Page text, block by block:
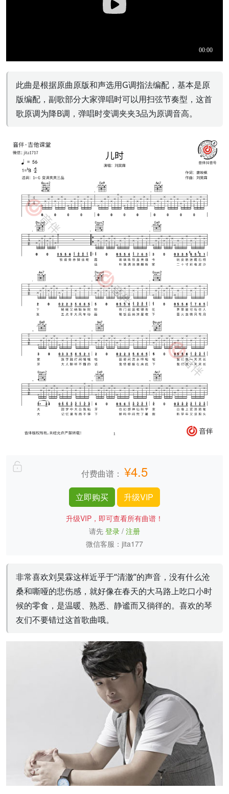
此曲是根据原曲原版和声选用G调指法编配，基本是原
版编配，副歌部分大家弹唱时可以用扫弦节奏型，这首
歌原调为降B调，弹唱时变调夹夹3品为原调音高。
付费曲谱： ¥4.5
立即购买 升级VIP
升级VIP，即可查看所有曲谱！
请先 登录 / 注册
微信客服：jita177
非常喜欢刘昊霖这样近乎于“清澈”的声音，没有什么沧
桑和嘶哑的悲伤感，就好像在春天的大马路上吃口小时
候的零食，是温暖、熟悉、静谧而又徜徉的。喜欢的琴
友们不要错过这首歌曲哦。